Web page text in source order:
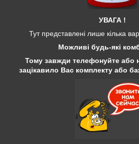
УВАГА !
Тут представлені лише кілька
Можливі будь-які
Тому завжди телефонуйте або
зацікавило Вас комплекту або